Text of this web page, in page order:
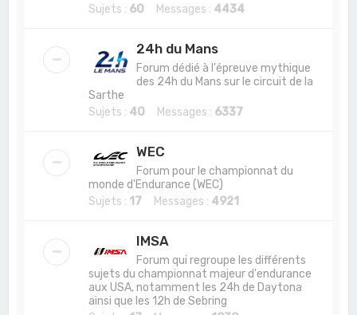
Sujets : 60 Messages : 4434
24h du Mans
Forum dédié à l'épreuve mythique
des 24h du Mans sur le circuit de la
Sarthe
Sujets : 40 Messages : 6337
WEC
Forum pour le championnat du
monde d'Endurance (WEC)
Sujets : 17 Messages : 4921
IMSA
Forum qui regroupe les différents
sujets du championnat majeur d'endurance
aux USA, notamment les 24h de Daytona
ainsi que les 12h de Sebring